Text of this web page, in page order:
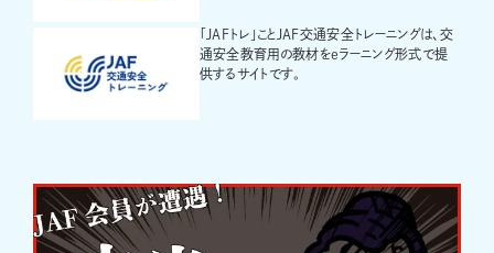
「JAFトレ」ことJAF交通安全トレーニングは、交
通安全教育用の教材をeラーニング形式で提
供するサイトです。